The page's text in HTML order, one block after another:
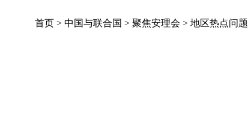
首页 > 中国与联合国 > 聚焦安理会 > 地区热点问题